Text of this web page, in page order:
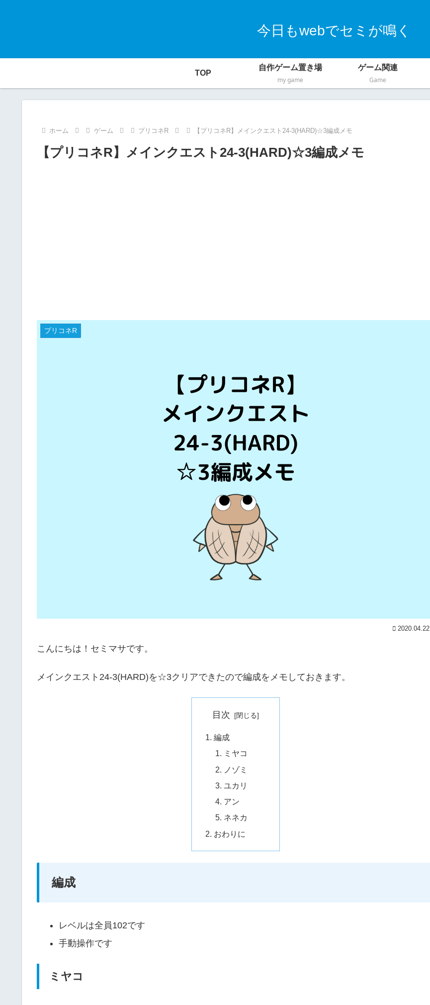
今日もwebでセミが鳴く
TOP
自作ゲーム置き場
my game
ゲーム関連
Game
ホーム ゲーム プリコネR 【プリコネR】メインクエスト24-3(HARD)☆3編成メモ
【プリコネR】メインクエスト24-3(HARD)☆3編成メモ
プリコネR
2020.04.22
こんにちは！セミマサです。
メインクエスト24-3(HARD)を☆3クリアできたので編成をメモしておきます。
目次
編成
ミヤコ
ノゾミ
ユカリ
アン
ネネカ
おわりに
編成
レベルは全員102です
手動操作です
ミヤコ